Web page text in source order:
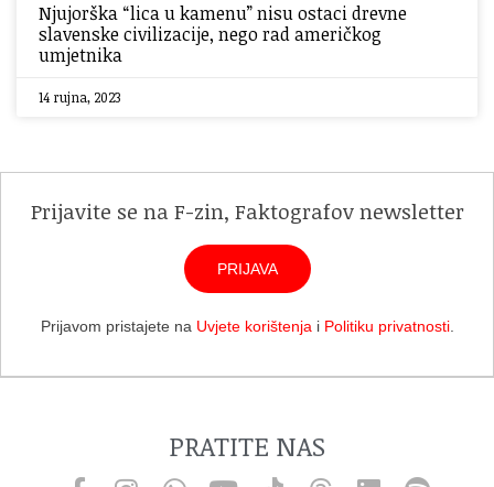
Njujorška “lica u kamenu” nisu ostaci drevne
slavenske civilizacije, nego rad američkog
umjetnika
14 rujna, 2023
Prijavite se na F-zin, Faktografov newsletter
PRIJAVA
Prijavom pristajete na Uvjete korištenja i Politiku privatnosti.
PRATITE NAS